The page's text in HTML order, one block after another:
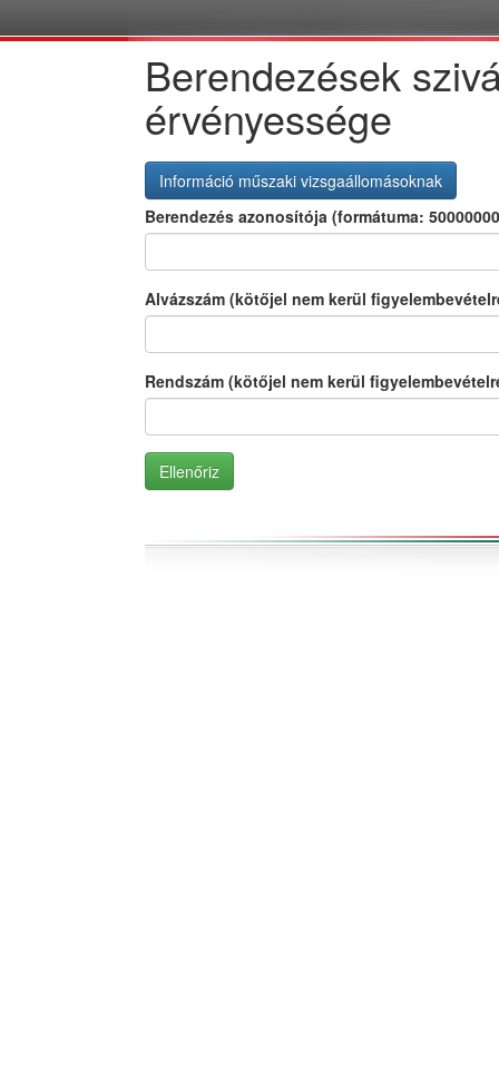
Berendezések
érvényessége
Információ műszaki vizsgaállomásoknak
Berendezés azonosítója (formátuma:
Alvázszám (kötőjel nem kerül
Rendszám (kötőjel nem kerül